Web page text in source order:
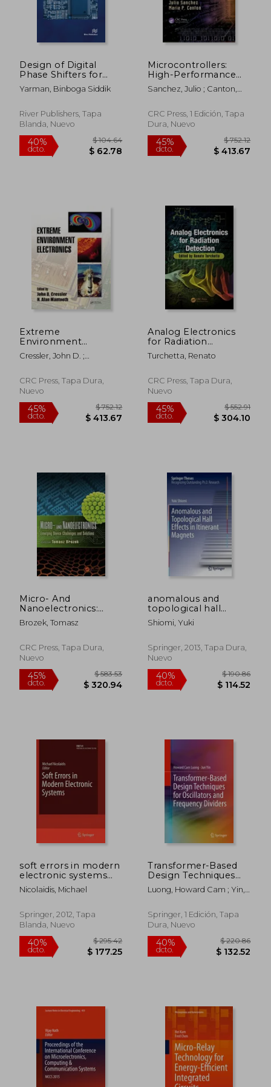
dcto. $ 143.93 dcto. $
Design of Digital
Phase Shifters for
Multipurpose
Communication
Yarman, Binboga Siddik
River Publishers, Tapa
Blanda, Nuevo
40%
dcto. $ 62.78
Microcontrollers:
High-Performance
Systems and
Programming (en
Sanchez, Julio ; Canton,
CRC Press, 1 Edición, Tapa
Dura, Nuevo
45%
dcto. $
Extreme
Environment
Electronics (en
Inglés)
Cressler, John D. ;
CRC Press, Tapa Dura,
Nuevo
Analog Electronics
for Radiation
Detection (en Inglés)
Turchetta, Renato
CRC Press, Tapa Dura,
Nuevo
Micro- And
Nanoelectronics:
Emerging Device
Challenges and
Brozek, Tomasz
CRC Press, Tapa Dura,
Nuevo
anomalous and
topological hall
effects in itinerant
magnets (en Inglés)
Shiomi, Yuki
Springer, 2013, Tapa Dura,
Nuevo
soft errors in modern
electronic systems
(en Inglés)
Nicolaidis, Michael
Springer, 2012, Tapa
Blanda, Nuevo
Transformer-Based
Design Techniques
for Oscillators and
Frequency Dividers
Luong, Howard Cam ; Yin,
Springer, 1 Edición, Tapa
Dura, Nuevo